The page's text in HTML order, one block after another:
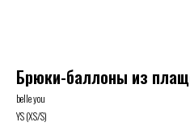
Брюки-баллоны из
belle you
YS (XS/S)